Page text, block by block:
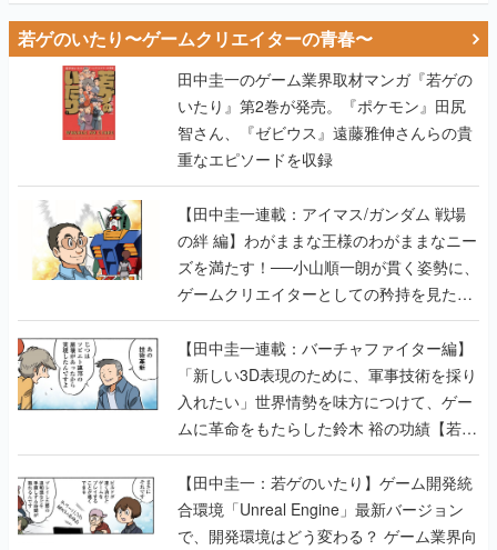
若ゲのいたり〜ゲームクリエイターの青春〜
田中圭一のゲーム業界取材マンガ『若ゲの
いたり』第2巻が発売。『ポケモン』田尻
智さん、『ゼビウス』遠藤雅伸さんらの貴
重なエピソードを収録
【田中圭一連載：アイマス/ガンダム 戦場
の絆 編】わがままな王様のわがままなニー
ズを満たす！──小山順一朗が貫く姿勢に、
ゲームクリエイターとしての矜持を見た
【若ゲのいたり最終回】
【田中圭一連載：バーチャファイター編】
「新しい3D表現のために、軍事技術を採り
入れたい」世界情勢を味方につけて、ゲー
ムに革命をもたらした鈴木 裕の功績【若ゲ
のいたり】
【田中圭一：若ゲのいたり】ゲーム開発統
合環境「Unreal Engine」最新バージョン
で、開発環境はどう変わる？ ゲーム業界向